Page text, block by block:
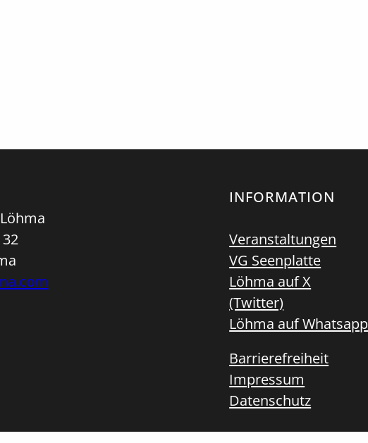
INFORMATION
Veranstaltungen
VG Seenplatte
Löhma auf X
(Twitter)
Löhma auf Whatsapp
Barrierefreiheit
Impressum
Datenschutz